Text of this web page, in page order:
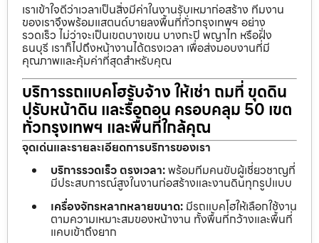
เราเข้าใจดีว่าเวลาเป็นสิ่งมีค่าในงานรับเหมาก่อสร้าง ทีมงาน
ของเราจึงพร้อมแสตนด์บายลงพื้นที่ทั่วกรุงเทพฯ อย่าง
รวดเร็ว ไม่ว่าจะเป็นเขตบางเขน บางกะปิ พญาไท หรือฝั่ง
ธนบุรี เราก็ไปถึงหน้างานได้ตรงเวลา เพื่อส่งมอบงานที่มี
คุณภาพและคุ้มค่าที่สุดสำหรับคุณ
บริการรถแบคโฮรับจ้าง ให้เช่า ถมที่ ขุดดิน
ปรับหน้าดิน และรื้อถอน ครอบคลุม 50 เขต
ทั่วกรุงเทพฯ และพื้นที่ใกล้คุณ
จุดเด่นและรายละเอียดการบริการของเรา
บริการรวดเร็ว ตรงเวลา:พร้อมทีมคนขับผู้เชี่ยวชาญที่
มีประสบการณ์สูงในงานก่อสร้างและงานดินทุกรูปแบบ
เครื่องจักรหลากหลายขนาด: มีรถแบคโฮให้เลือกใช้งาน
ตามความเหมาะสมของหน้างาน ทั้งพื้นที่กว้างและพื้นที่
แคบเข้าถึงยาก